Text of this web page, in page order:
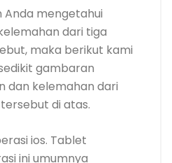
Anda mengetahui
dari tiga
maka berikut kami
gambaran
dan kelemahan dari
di atas.
ios. Tablet
ini umumnya